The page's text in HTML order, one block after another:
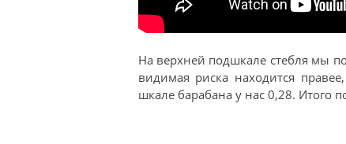
На верхней подшкале стебля мы
видимая риска находится
шкале барабана у нас 0,28. Итого